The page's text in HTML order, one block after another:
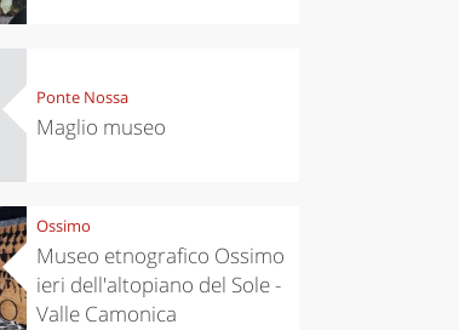
Ponte Nossa
Maglio museo
Ossimo
Museo etnografico Ossimo
ieri dell'altopiano del Sole -
Valle Camonica